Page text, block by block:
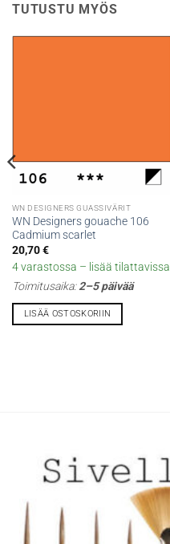
TUTUSTU MYÖS
WN DESIGNERS GUASSIVÄRIT
WN Designers gouache 106
Cadmium scarlet
20,70€
4 varastossa – lisää tilattavissa
Toimitusaika:2–5 päivää
LISÄÄ OSTOSKORIIN